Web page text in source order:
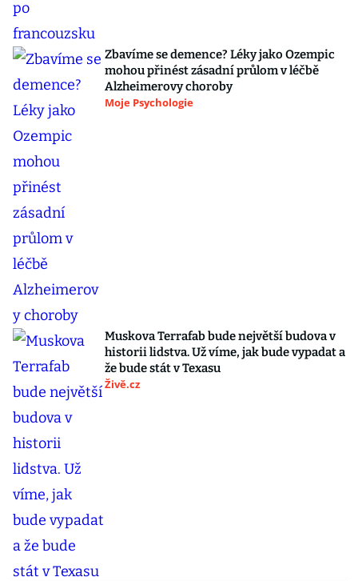
Zbavíme se demence? Léky jako Ozempic
mohou přinést zásadní průlom v léčbě
Alzheimerovy choroby
Moje Psychologie
Muskova Terrafab bude největší budova v
historii lidstva. Už víme, jak bude vypadat a
že bude stát v Texasu
Živě.cz